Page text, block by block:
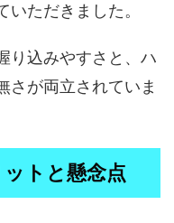
いただきました。
り込みやすさと、ハ
さが両立されていま
トと懸念点